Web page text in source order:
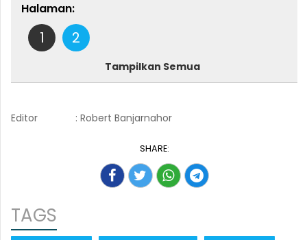
Halaman:
1 2
Tampilkan Semua
Editor : Robert Banjarnahor
SHARE:
TAGS